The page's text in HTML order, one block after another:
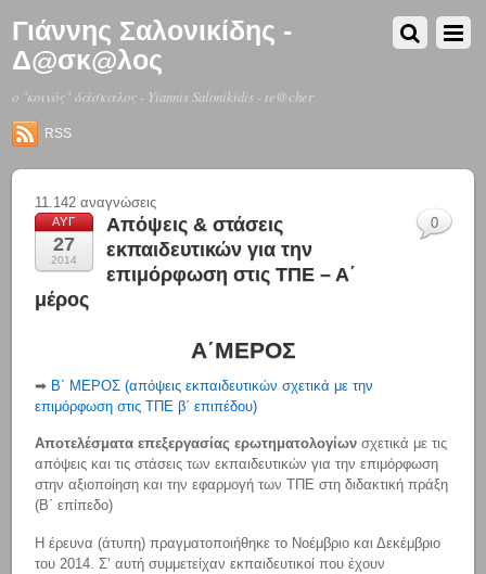
Γιάννης Σαλονικίδης -
Δ@σκ@λος
o "κοινός" δάσκαλος - Yiannis Salonikidis - te@cher
RSS
11.142 αναγνώσεις
ΑΥΓ
27
2014
Απόψεις & στάσεις
εκπαιδευτικών για την
επιμόρφωση στις ΤΠΕ – Α΄
μέρος
Α΄ΜΕΡΟΣ
➡ Β΄ ΜΕΡΟΣ (απόψεις εκπαιδευτικών σχετικά με την
επιμόρφωση στις ΤΠΕ β΄ επιπέδου)
Αποτελέσματα επεξεργασίας ερωτηματολογίων σχετικά με τις
απόψεις και τις στάσεις των εκπαιδευτικών για την επιμόρφωση
στην αξιοποίηση και την εφαρμογή των ΤΠΕ στη διδακτική πράξη
(Β΄ επίπεδο)
Η έρευνα (άτυπη) πραγματοποιήθηκε το Νοέμβριο και Δεκέμβριο
του 2014. Σ’ αυτή συμμετείχαν εκπαιδευτικοί που έχουν
0